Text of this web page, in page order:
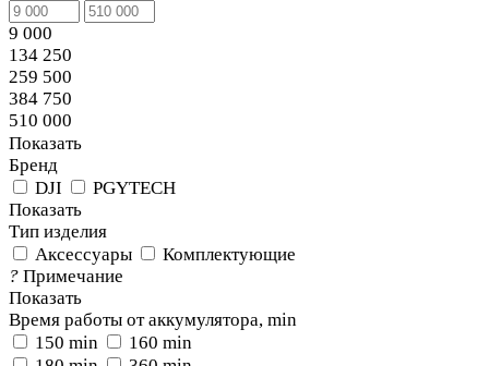
9 000
134 250
259 500
384 750
510 000
Показать
Бренд
DJI
PGYTECH
Показать
Тип изделия
Аксессуары
Комплектующие
? Примечание
Показать
Время работы от аккумулятора, min
150 min
160 min